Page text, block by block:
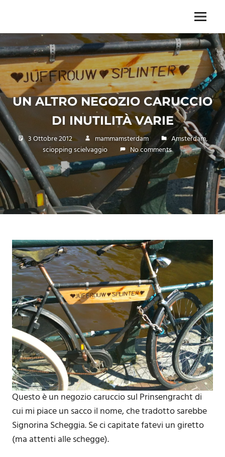
content
imprescindibile,
imponderabile,
inevitabile
Mammamsterdam
da
oggi
anche
formato
monodose
e
nuova
confezione
migliorata
Menu
UN ALTRO NEGOZIO CARUCCIO
DI INUTILITÀ VARIE
3 Ottobre 2012 mammamsterdam Amsterdam,
sciopping scielvaggio
No comments
Questo è un negozio caruccio sul Prinsengracht di
cui mi piace un sacco il nome, che tradotto sarebbe
Signorina Scheggia. Se ci capitate fatevi un giretto
(ma attenti alle schegge).